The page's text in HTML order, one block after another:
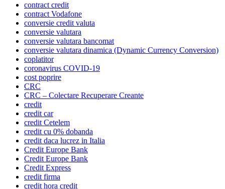
contract credit
contract Vodafone
conversie credit valuta
conversie valutara
conversie valutara bancomat
conversie valutara dinamica (Dynamic Currency Conversion)
coplatitor
coronavirus COVID-19
cost poprire
CRC
CRC – Colectare Recuperare Creante
credit
credit car
credit Cetelem
credit cu 0% dobanda
credit daca lucrez in Italia
Credit Europe Bank
Credit Europe Bank
Credit Express
credit firma
credit hora credit